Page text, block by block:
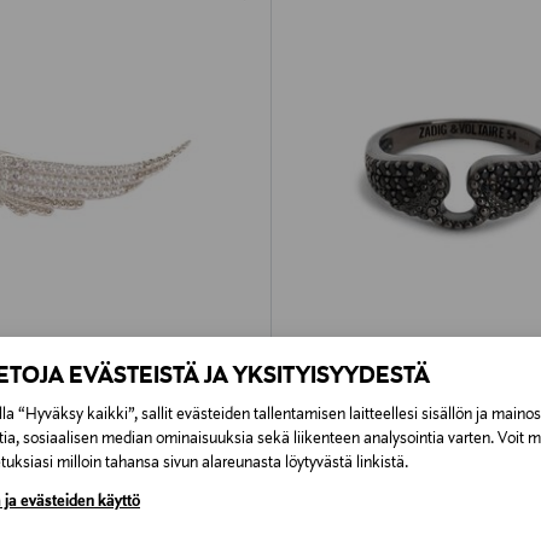
EVÄSTEISTÄ JA YKSITYISYYDESTÄ
“Hyväksy kaikki”, sallit evästeiden tallentamisen laitteellesi sisällön ja
sosiaalisen median ominaisuuksia sekä liikenteen analysointia varten. Voit
milloin tahansa sivun alareunasta löytyvästä linkistä.
ja evästeiden käyttö
Spread Your Wings -sormus
ETUKUPONKITUOTE
ZADIG&VOLTAIRE
Rock-sormus
Original Price
115,00 €